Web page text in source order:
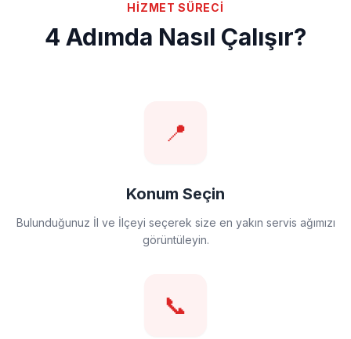
HİZMET SÜRECİ
4 Adımda Nasıl Çalışır?
📍
Konum Seçin
Bulunduğunuz İl ve İlçeyi seçerek size en yakın servis ağımızı
görüntüleyin.
📞